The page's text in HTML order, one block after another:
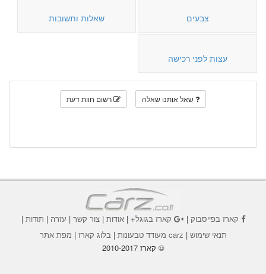
צבעים שאלות ותשובות
עצות לפני רכישה
שאל אותנו שאלה רשום חוות דעת
קארז בפייסבוק| קארז בגוגל+|אודות |צור קשר | עזרה | תודות |
תנאי שימוש | carz מעודד טבעונות | בלוג קארז | מפת אתר
© קארז 2010-2017